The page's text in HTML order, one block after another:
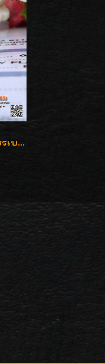
ต่างหูเพชรเม็ดเดี่ยว เพชรเบลเยี่ยมคัท น้ำ 96 H-Color/IF & VVS2/3EX น้ำหนักเพชรรวม 1.83 กะรัต พร้อมใบเซอร์ LAB GIA & HRD เพชรสวยปิ๊ง ราคาขายส่งค่ะ